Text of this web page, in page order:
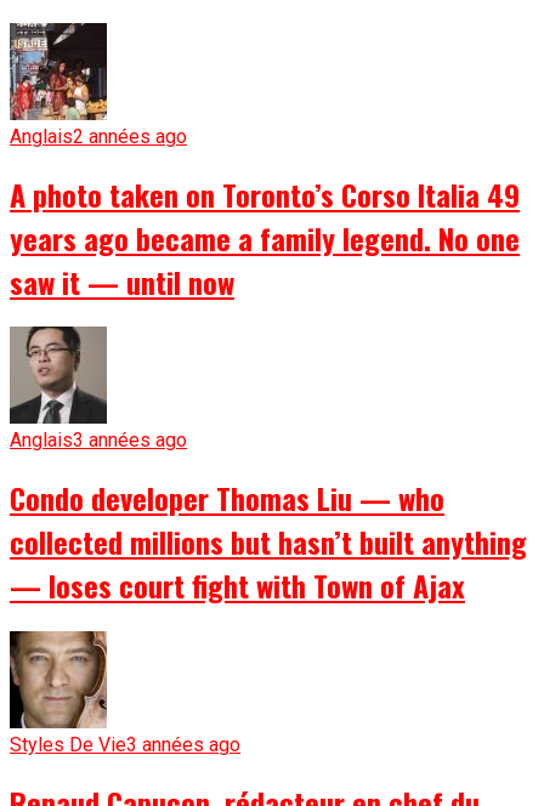
Anglais2 années ago
A photo taken on Toronto’s Corso Italia 49
years ago became a family legend. No one
saw it — until now
Anglais3 années ago
Condo developer Thomas Liu — who
collected millions but hasn’t built anything
— loses court fight with Town of Ajax
Styles De Vie3 années ago